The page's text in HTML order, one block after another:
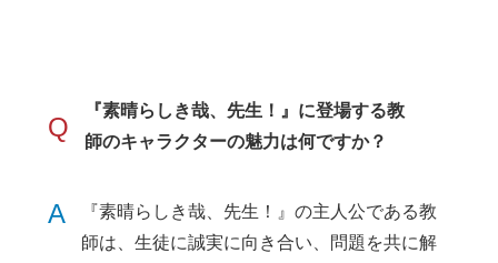
Q
『素晴らしき哉、先生！』に登場する教
師のキャラクターの魅力は何ですか？
A
『素晴らしき哉、先生！』の主人公である教
師は、生徒に誠実に向き合い、問題を共に解